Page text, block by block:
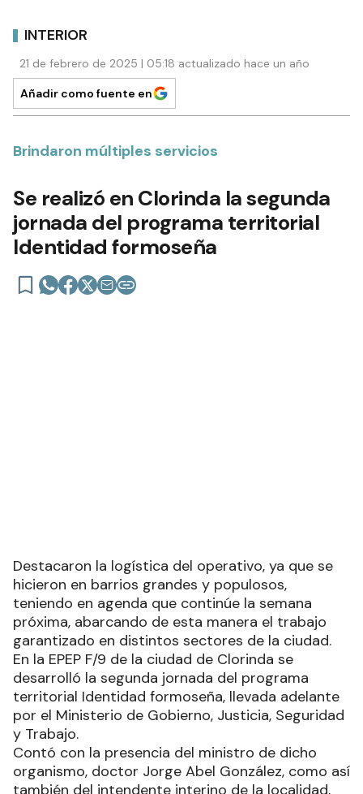
INTERIOR
21 de febrero de 2025 | 05:18 actualizado hace un año
Añadir como fuente en
Brindaron múltiples servicios
Se realizó en Clorinda la segunda
jornada del programa territorial
Identidad formoseña
Destacaron la logística del operativo, ya que se
hicieron en barrios grandes y populosos,
teniendo en agenda que continúe la semana
próxima, abarcando de esta manera el trabajo
garantizado en distintos sectores de la ciudad.
En la EPEP F/9 de la ciudad de Clorinda se
desarrolló la segunda jornada del programa
territorial Identidad formoseña, llevada adelante
por el Ministerio de Gobierno, Justicia, Seguridad